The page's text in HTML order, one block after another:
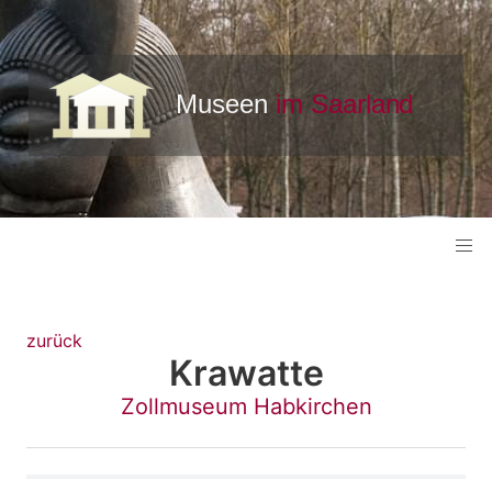
zurück
Krawatte
Zollmuseum Habkirchen